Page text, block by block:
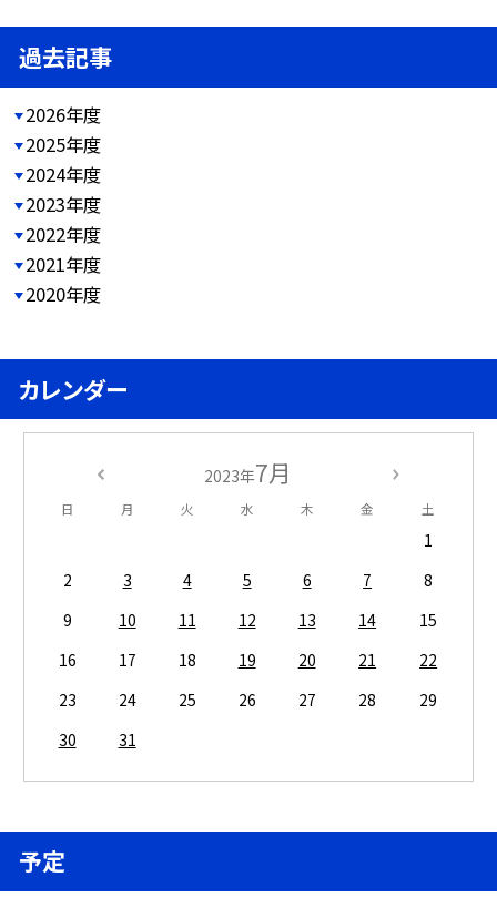
過去記事
2026年度
2025年度
2024年度
2023年度
2022年度
2021年度
2020年度
カレンダー
2023年7月
日 月 火 水 木 金 土
1
2
3 4 5 6 7
8
9
10 11 12 13 14
15
16
17 18 19 20 21
22
23
24 25 26 27 28
29
30
31
予定